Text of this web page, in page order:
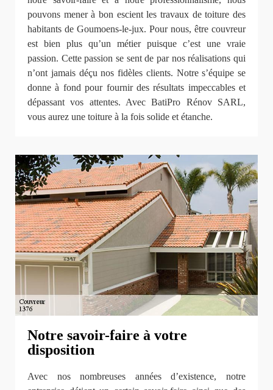
pouvons mener à bon escient les travaux de toiture des
habitants de Goumoens-le-jux. Pour nous, être couvreur
est bien plus qu’un métier puisque c’est une vraie
passion. Cette passion se sent de par nos réalisations qui
n’ont jamais déçu nos fidèles clients. Notre s’équipe se
donne à fond pour fournir des résultats impeccables et
dépassant vos attentes. Avec BatiPro Rénov SARL,
vous aurez une toiture à la fois solide et étanche.
Notre savoir-faire à votre
disposition
Avec nos nombreuses années d’existence, notre